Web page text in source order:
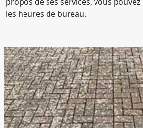
les heures de bureau.